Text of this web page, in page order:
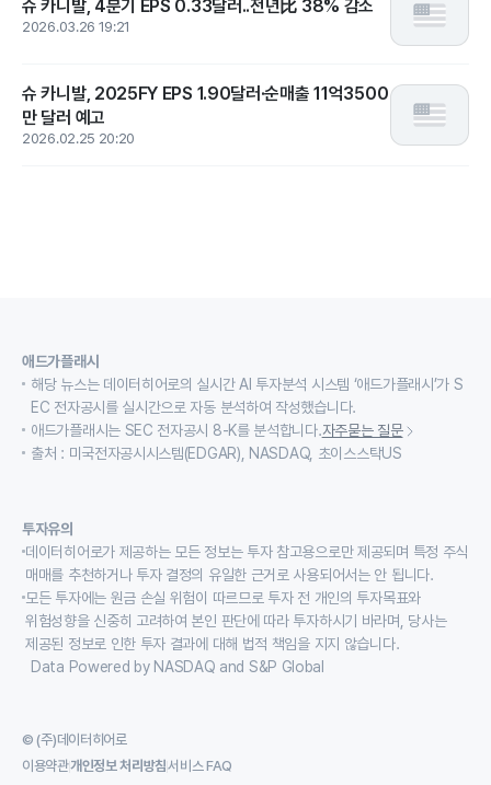
슈 카니발, 4분기 EPS 0.33달러..전년比 38% 감소
2026.03.26 19:21
슈 카니발, 2025FY EPS 1.90달러·순매출 11억3500
만 달러 예고
2026.02.25 20:20
애드가플래시
해당 뉴스는 데이터히어로의 실시간 AI 투자분석 시스템 ‘애드가플래시’가 S
EC 전자공시를 실시간으로 자동 분석하여 작성했습니다.
애드가플래시는 SEC 전자공시 8-K를 분석합니다.자주묻는 질문
출처 : 미국전자공시시스템(EDGAR), NASDAQ, 초이스스탁US
투자유의
데이터히어로가 제공하는 모든 정보는 투자 참고용으로만 제공되며 특정 주식
매매를 추천하거나 투자 결정의 유일한 근거로 사용되어서는 안 됩니다.
모든 투자에는 원금 손실 위험이 따르므로 투자 전 개인의 투자목표와
위험성향을 신중히 고려하여 본인 판단에 따라 투자하시기 바라며, 당사는
제공된 정보로 인한 투자 결과에 대해 법적 책임을 지지 않습니다.
Data Powered by NASDAQ and S&P Global
© (주)데이터히어로
이용약관개인정보 처리방침서비스 FAQ